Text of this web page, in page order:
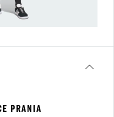
PRANIA